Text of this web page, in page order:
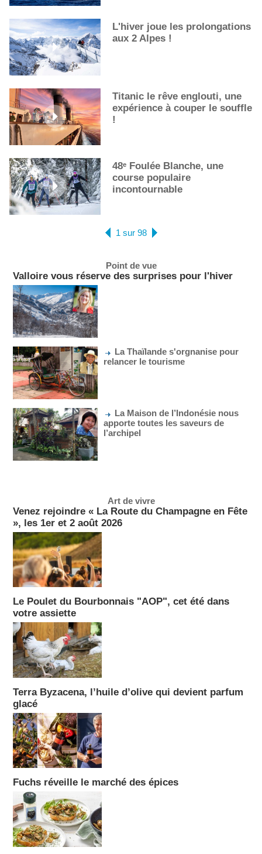
L'hiver joue les prolongations
aux 2 Alpes !
Titanic le rêve englouti, une
expérience à couper le souffle
!
48ᵉ Foulée Blanche, une
course populaire
incontournable
1 sur 98
Point de vue
Valloire vous réserve des surprises pour l'hiver
La Thaïlande s'orgnanise pour
relancer le tourisme
La Maison de l’Indonésie nous
apporte toutes les saveurs de
l’archipel
Art de vivre
Venez rejoindre « La Route du Champagne en Fête
», les 1er et 2 août 2026
Le Poulet du Bourbonnais "AOP", cet été dans
votre assiette
Terra Byzacena, l’huile d’olive qui devient parfum
glacé
Fuchs réveille le marché des épices